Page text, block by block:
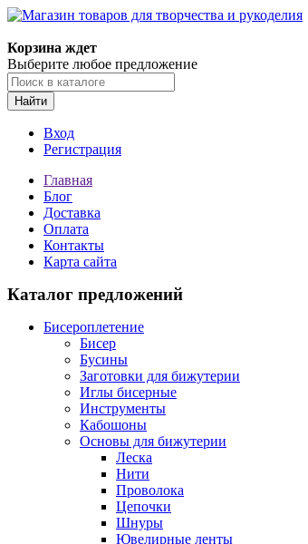
Корзина ждет
Выберите любое предложение
Найти
Вход
Регистрация
Главная
Блог
Доставка
Оплата
Контакты
Карта сайта
Каталог предложений
Бисероплетение
Бисер
Бусины
Заготовки для бижутерии
Иглы бисерные
Инструменты
Кабошоны
Основы для бижутерии
Леска
Нити
Проволока
Цепочки
Шнуры
Ювелирные ленты